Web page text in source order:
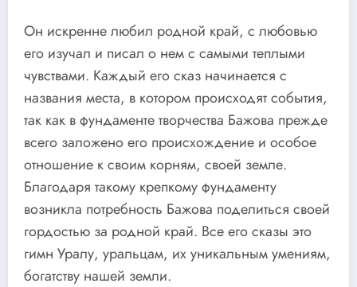
Он искренне любил родной край, с любовью
его изучал и писал о нем с самыми теплыми
чувствами. Каждый его сказ начинается с
названия места, в котором происходят события,
так как в фундаменте творчества Бажова прежде
всего заложено его происхождение и особое
отношение к своим корням, своей земле.
Благодаря такому крепкому фундаменту
возникла потребность Бажова поделиться своей
гордостью за родной край. Все его сказы это
гимн Уралу, уральцам, их уникальным умениям,
богатству нашей земли.